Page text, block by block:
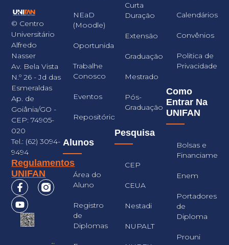
© Centro
Universitário
Alfredo
Nasser
Av. Bela Vista
N.º 26 - Jd das
Esmeraldas
Ap. de
Goiânia/GO -
CEP: 74905-
020
Tel.: (62) 3094-
9494
Regulamentos
UNIFAN
Calendários
Convênios
Politica de
Privacidade
Como
Entrar Na
UNIFAN
Bolsas e
Enem
Portadores
de
Diploma
Prouni
Curta
Duração
Extensão
Graduação
Mestrado
Pós-
Graduação
Pesquisa
CEP
CEUA
Nestadi
NUPALT
NEaD
(Moodle)
Oportunidades
Trabalhe
Conosco
Eventos
Repositório
Alunos
Área do
Aluno
Registro
de
Diplomas